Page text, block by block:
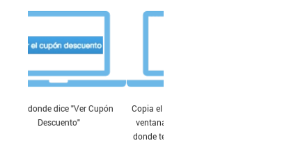
Copia el código que te muestra la
ventana emergente y pégalo en
donde te indique la tienda donde